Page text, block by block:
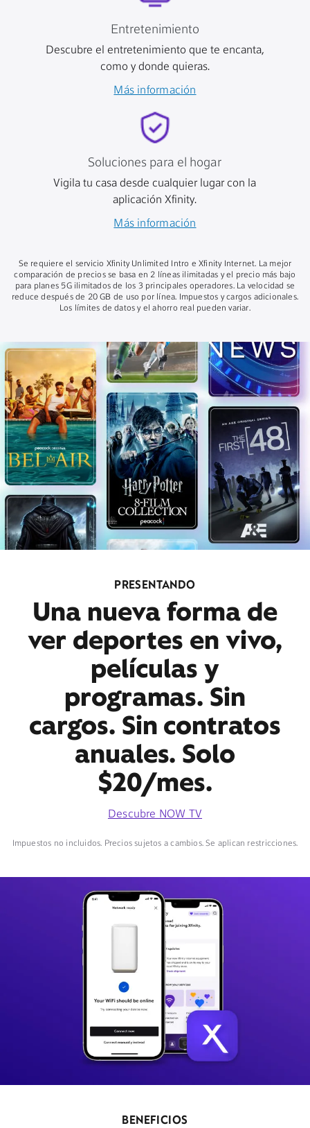
Entretenimiento
Descubre el entretenimiento que te encanta,
como y donde quieras.
Más información
Soluciones para el hogar
Vigila tu casa desde cualquier lugar con la
aplicación Xfinity.
Más información
Se requiere el servicio Xfinity Unlimited Intro e Xfinity Internet. La mejor
comparación de precios se basa en 2 líneas ilimitadas y el precio más bajo
para planes 5G ilimitados de los 3 principales operadores. La velocidad se
reduce después de 20 GB de uso por línea. Impuestos y cargos adicionales.
Los límites de datos y el ahorro real pueden variar.
PRESENTANDO
Una nueva forma de
ver deportes en vivo,
películas y
programas. Sin
cargos. Sin contratos
anuales. Solo
$20/mes.
Descubre NOW TV
Impuestos no incluidos. Precios sujetos a cambios. Se aplican restricciones.
BENEFICIOS